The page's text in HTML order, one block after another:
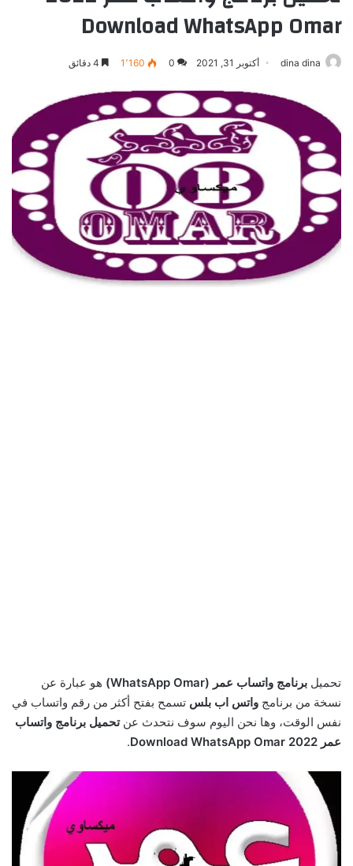
Download WhatsApp Omar
dina dina أكتوبر 31, 2021 0 1٬160
تحميل برنامج واتساب عمر (WhatsApp Omar)
هو عبارة عن
نسخة من برنامج واتس اب بلس تسمح بفتح أكثر من رقم واتساب في
نفس الوقت، وها نحن اليوم سوف نتحدث عنتحميل برنامج واتساب
عمر Download WhatsApp Omar 2022
.